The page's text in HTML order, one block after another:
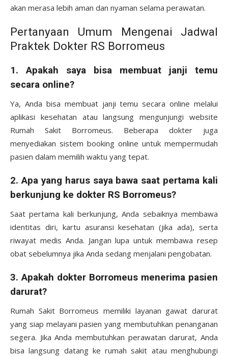
akan merasa lebih aman dan nyaman selama perawatan.
Pertanyaan Umum Mengenai Jadwal
Praktek Dokter RS Borromeus
1.Apakah saya bisa membuat janji temu
secara online?
Ya, Anda bisa membuat janji temu secara online melalui
aplikasi kesehatan atau langsung mengunjungi website
Rumah Sakit Borromeus. Beberapa dokter juga
menyediakan sistem booking online untuk mempermudah
pasien dalam memilih waktu yang tepat.
2.Apa yang harus saya bawa saat pertama kali
berkunjung ke dokter RS Borromeus?
Saat pertama kali berkunjung, Anda sebaiknya membawa
identitas diri, kartu asuransi kesehatan (jika ada), serta
riwayat medis Anda. Jangan lupa untuk membawa resep
obat sebelumnya jika Anda sedang menjalani pengobatan.
3.Apakah dokter Borromeus menerima pasien
darurat?
Rumah Sakit Borromeus memiliki layanan gawat darurat
yang siap melayani pasien yang membutuhkan penanganan
segera. Jika Anda membutuhkan perawatan darurat, Anda
bisa langsung datang ke rumah sakit atau menghubungi